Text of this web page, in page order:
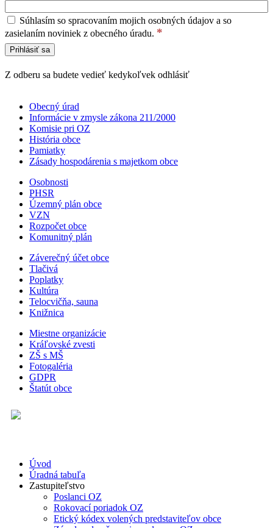
Súhlasím so spracovaním mojich osobných údajov a so
zasielaním noviniek z obecného úradu. *
Z odberu sa budete vedieť kedykoľvek odhlásiť
Obecný úrad
Informácie v zmysle zákona 211/2000
Komisie pri OZ
História obce
Pamiatky
Zásady hospodárenia s majetkom obce
Osobnosti
PHSR
Územný plán obce
VZN
Rozpočet obce
Komunitný plán
Záverečný účet obce
Tlačivá
Poplatky
Kultúra
Telocvičňa, sauna
Knižnica
Miestne organizácie
Kráľovské zvesti
ZŠ s MŠ
Fotogaléria
GDPR
Štatút obce
Úvod
Úradná tabuľa
Zastupiteľstvo
Poslanci OZ
Rokovací poriadok OZ
Etický kódex volených predstaviteľov obce